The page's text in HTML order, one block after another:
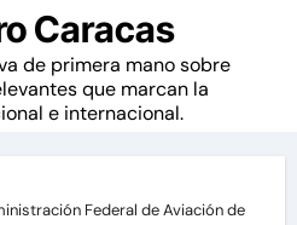
Caracas
de primera mano sobre
que marcan la
e internacional.
Federal de Aviación de